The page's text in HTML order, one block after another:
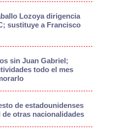
Lozoya dirigencia
sustituye a Francisco
sin Juan Gabriel;
todo el mes
de estadounidenses
de otras nacionalidades